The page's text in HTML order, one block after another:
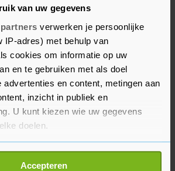
van uw gegevens
verwerken je persoonlijke
IP-adres) met behulp van
cookies om informatie op uw
en te gebruiken met als doel
advertenties en content, metingen aan
inzicht in publiek en
U kunt kiezen wie uw gegevens
doelen.
we ook graag:
Accepteren
Peter Verhoyen, Emily Beynon
Daarnaast heeft ze meerdere
aan het International Flute
en bij de Nederlandse
Lise won diverse
prijzen. Lise heeft
in het Zeeuws Jeugd-
Sinds 2021 maakt ze
het Divertimento trio (viool,
jaren heeft zij haar